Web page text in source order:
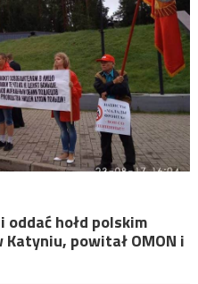
hołd polskim
powitał OMON i